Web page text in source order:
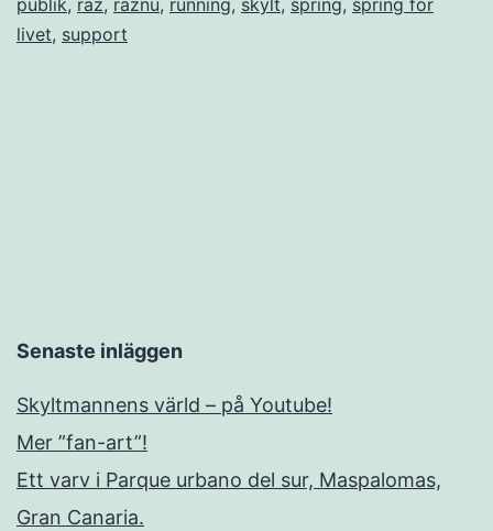
publik, raz, raznu, running, skylt, spring, spring för
livet, support
Senaste inläggen
Skyltmannens värld – på Youtube!
Mer ”fan-art”!
Ett varv i Parque urbano del sur, Maspalomas,
Gran Canaria.